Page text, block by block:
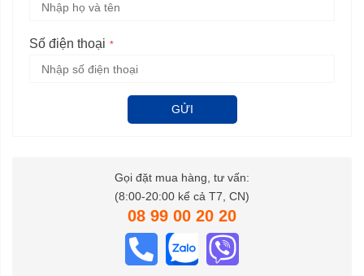
Số điện thoại
GỬI
Gọi đặt mua hàng, tư vấn:
(8:00-20:00 kể cả T7, CN)
08 99 00 20 20